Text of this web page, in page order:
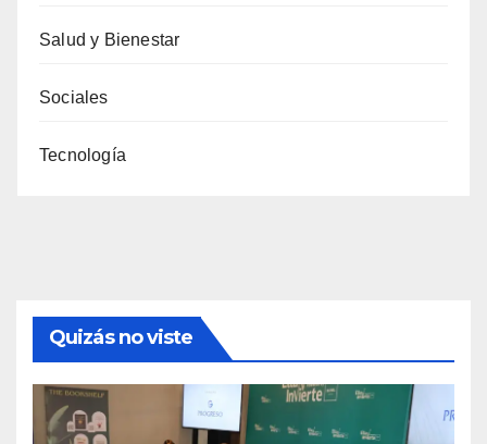
Salud y Bienestar
Sociales
Tecnología
Quizás no viste